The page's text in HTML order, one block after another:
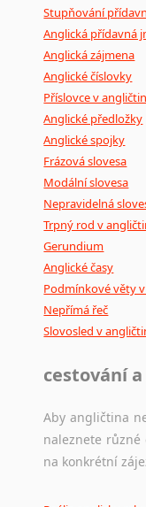
Stupňování
Anglická přídavná
Anglická zájmena
Anglické číslovky
Příslovce v
Anglické předložky
Anglické spojky
Frázová slovesa
Modální slovesa
Nepravidelná
Trpný rod v
Gerundium
Anglické časy
Podmínkové věty
Nepřímá řeč
Slovosled v
cestování
Aby angličtina
naleznete různé
na konkrétní